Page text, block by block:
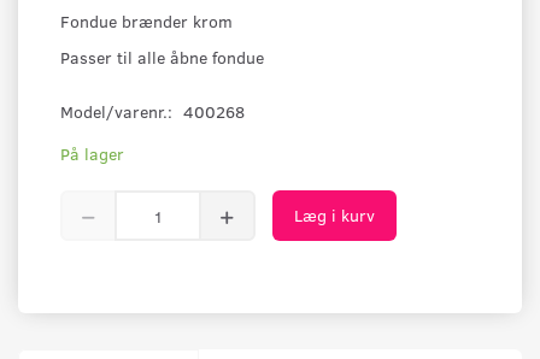
Fondue brænder krom
Passer til alle åbne fondue
Model/varenr.: 400268
På lager
Læg i kurv